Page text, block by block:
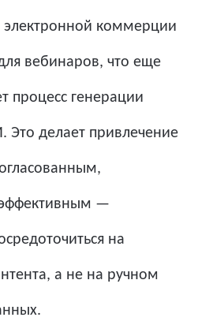
коммерции
вебинаров, что еще
процесс генерации
делает привлечение
—
на
а не на ручном